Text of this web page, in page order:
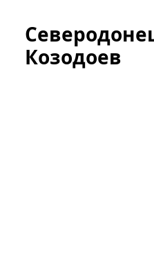
Козодоев